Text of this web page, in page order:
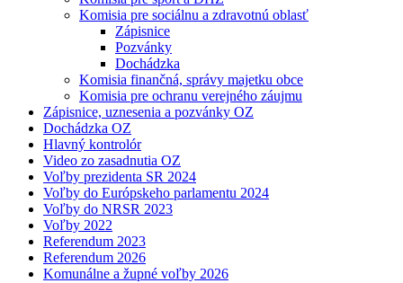
Komisia pre sociálnu a zdravotnú oblasť
Zápisnice
Pozvánky
Dochádzka
Komisia finančná, správy majetku obce
Komisia pre ochranu verejného záujmu
Zápisnice, uznesenia a pozvánky OZ
Dochádzka OZ
Hlavný kontrolór
Video zo zasadnutia OZ
Voľby prezidenta SR 2024
Voľby do Európskeho parlamentu 2024
Voľby do NRSR 2023
Voľby 2022
Referendum 2023
Referendum 2026
Komunálne a župné voľby 2026